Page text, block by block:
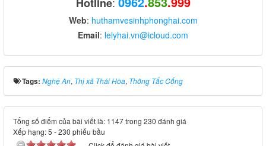
Web: huthamvesinhphonghai.com
Email: lelyhai.vn@icloud.com
Tags: Nghệ An, Thị xã Thái Hòa, Thông Tắc Cống
Tổng số điểm của bài viết là: 1147 trong 230 đánh giá
Xếp hạng:5 -230 phiếu bầu